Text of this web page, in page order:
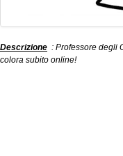
Descrizione : Professore degli
colora subito online!